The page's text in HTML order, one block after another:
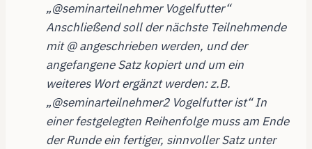
„@seminarteilnehmer Vogelfutter“
Anschließend soll der nächste Teilnehmende
mit @ angeschrieben werden, und der
angefangene Satz kopiert und um ein
weiteres Wort ergänzt werden: z.B.
„@seminarteilnehmer2 Vogelfutter ist“ In
einer festgelegten Reihenfolge muss am Ende
der Runde ein fertiger, sinnvoller Satz unter